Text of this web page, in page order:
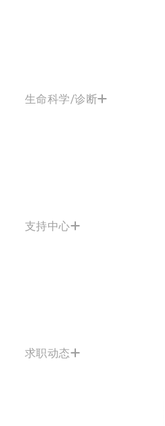
生命科学/诊断
支持中心
求职动态